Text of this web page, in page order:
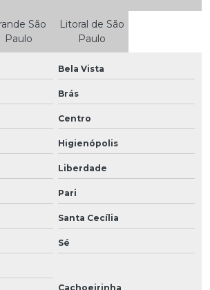
São
Paulo
Litoral de São
Paulo
Bela Vista
Brás
Centro
Higienópolis
Liberdade
Pari
Santa Cecília
Sé
Cachoeirinha